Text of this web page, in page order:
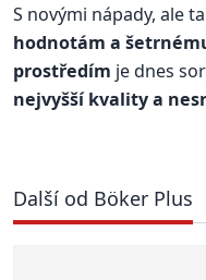
S novými nápady, ale
hodnotám a
prostředím je dnes
nejvyšší kvality a
Další od Böker Plus